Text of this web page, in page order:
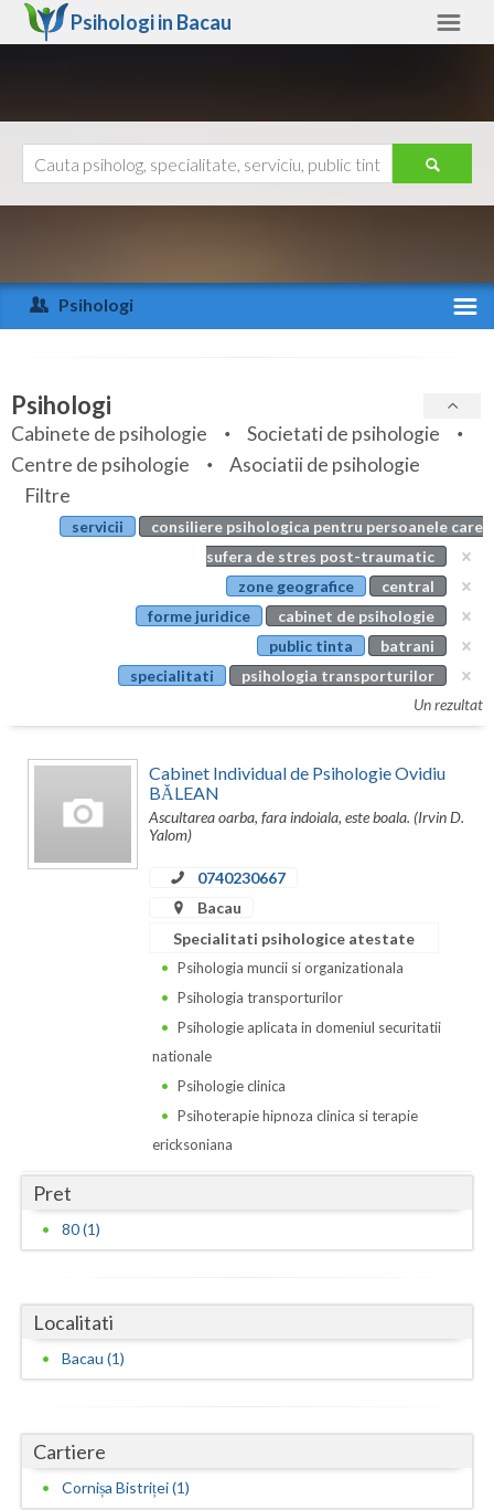
Psihologi in Bacau
Arad
Arges
Bihor
Bistrita-Nasaud
Botosani
Calarasi
Constanta
Harghita
Hunedoara
Iasi
Mehedinti
Mures
Ajutor
Psihologi
Specialitati
Servicii
Articole
Evenimente
Psihologi
Cabinete de psihologie
Societati de psihologie
Centre de psihologie
Asociatii de psihologie
Filtre
servicii
consiliere psihologica pentru persoanele care
sufera de stres post-traumatic
zone geografice
central
forme juridice
cabinet de psihologie
public tinta
batrani
specialitati
psihologia transporturilor
Un rezultat
Cabinet Individual de Psihologie Ovidiu
BĂLEAN
Ascultarea oarba, fara indoiala, este boala. (Irvin D.
Yalom)
0740230667
Bacau
Specialitati psihologice atestate
Psihologia muncii si organizationala
Psihologia transporturilor
Psihologie aplicata in domeniul securitatii
nationale
Psihologie clinica
Psihoterapie hipnoza clinica si terapie
ericksoniana
Pret
80 (1)
Localitati
Bacau (1)
Cartiere
Cornișa Bistriței (1)